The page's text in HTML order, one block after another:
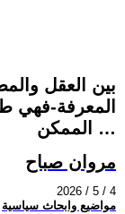
بين العقل
المعرفة-فهي
الممكن …
مروان صباح
2026 / 5 / 4
مواضيع وابحاث سياسية